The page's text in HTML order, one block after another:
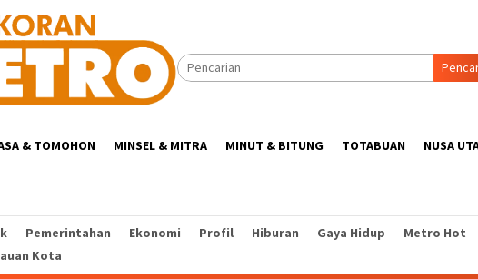
& TOMOHON MINSEL & MITRA MINUT & BITUNG TOTABUAN NUSA
Pemerintahan Ekonomi Profil Hiburan Gaya Hidup Metro Hot
Kota